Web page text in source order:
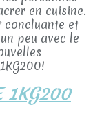
en cuisine.
concluante et
peu avec le
1KG200